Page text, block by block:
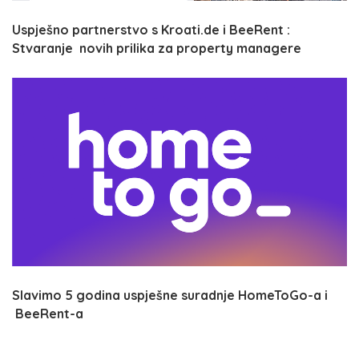
Uspješno partnerstvo s Kroati.de i BeeRent :
Stvaranje novih prilika za property managere
Slavimo 5 godina uspješne suradnje HomeToGo-a i
BeeRent-a